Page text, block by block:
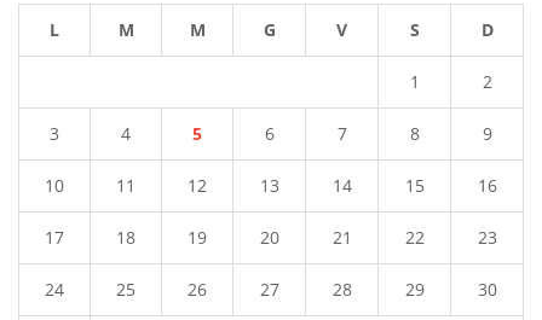
L M M G V S D
1 2
3 4 5 6 7 8 9
10 11 12 13 14 15 16
17 18 19 20 21 22 23
24 25 26 27 28 29 30